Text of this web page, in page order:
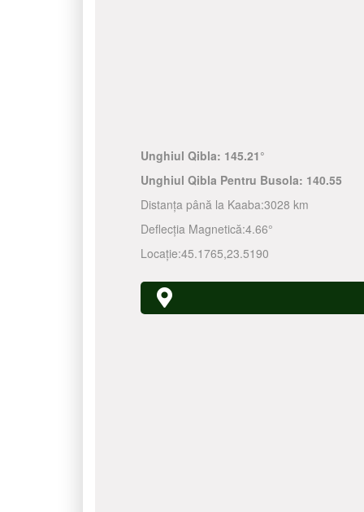
Unghiul Qibla: 145.21°
Unghiul Qibla Pentru Busola: 140.55
Distanța până la Kaaba:3028 km
Deflecția Magnetică:4.66°
Locație:45.1765,23.5190